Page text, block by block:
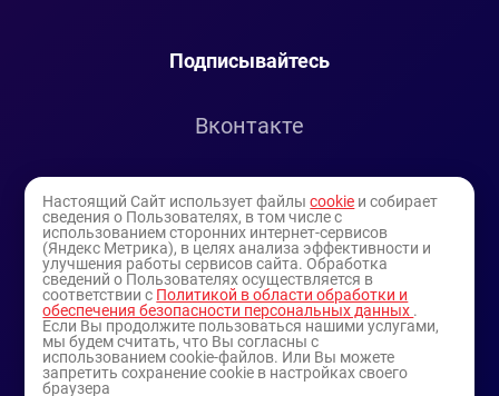
Подписывайтесь
Вконтакте
Youtube
Настоящий Сайт использует файлыcookie и собирает
сведения о Пользователях, в том числе с
использованием сторонних интернет-сервисов
(Яндекс Метрика), в целях анализа эффективности и
улучшения работы сервисов сайта. Обработка
сведений о Пользователях осуществляется в
соответствии с Политикой в области обработки и
обеспечения безопасности персональных данных .
Если Вы продолжите пользоваться нашими услугами,
мы будем считать, что Вы согласны с
использованием cookie-файлов. Или Вы можете
запретить сохранение cookie в настройках своего
браузера